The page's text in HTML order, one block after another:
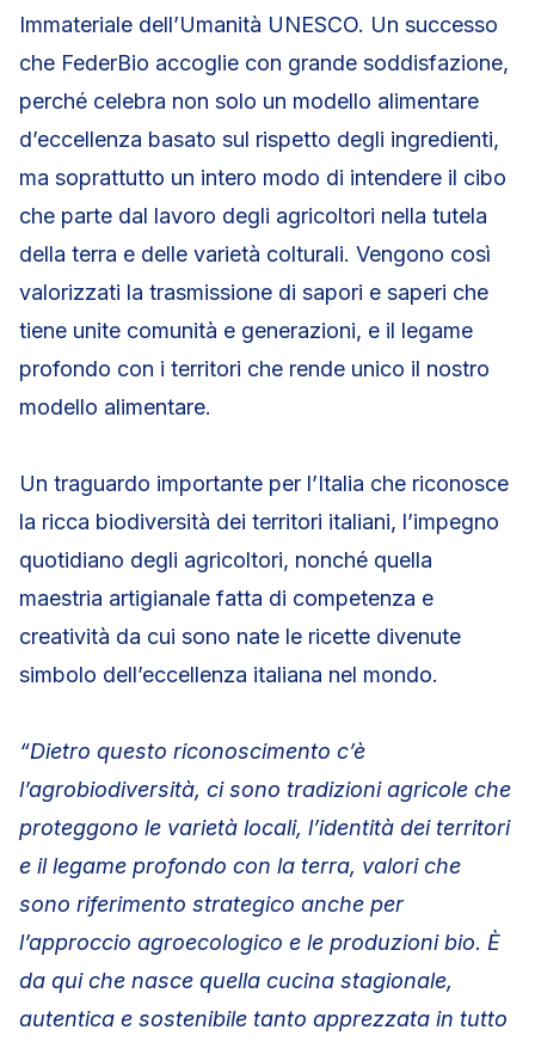
Immateriale dell’Umanità UNESCO. Un successo
che FederBio accoglie con grande soddisfazione,
perché celebra non solo un modello alimentare
d’eccellenza basato sul rispetto degli ingredienti,
ma soprattutto un intero modo di intendere il cibo
che parte dal lavoro degli agricoltori nella tutela
della terra e delle varietà colturali. Vengono così
valorizzati la trasmissione di sapori e saperi che
tiene unite comunità e generazioni, e il legame
profondo con i territori che rende unico il nostro
modello alimentare.
Un traguardo importante per l’Italia che riconosce
la ricca biodiversità dei territori italiani, l’impegno
quotidiano degli agricoltori, nonché quella
maestria artigianale fatta di competenza e
creatività da cui sono nate le ricette divenute
simbolo dell’eccellenza italiana nel mondo.
“Dietro questo riconoscimento c’è
l’agrobiodiversità, ci sono tradizioni agricole che
proteggono le varietà locali, l’identità dei territori
e il legame profondo con la terra, valori che
sono riferimento strategico anche per
l’approccio agroecologico e le produzioni bio. È
da qui che nasce quella cucina stagionale,
autentica e sostenibile tanto apprezzata in tutto